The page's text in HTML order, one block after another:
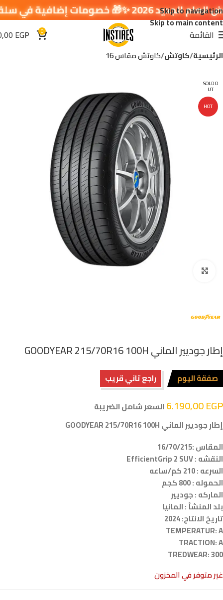
Skip to navigation
Skip to main content
القائمة 0
EGP
الرئيسية كاوتش كاوتش مقاس 16
SOLD O
UT
HOT
إطار جوديير الماني GOODYEAR 215/70R16 100H
صفقة اليوم راجع تاني قريب
6.190,00EGP
السعر شامل الضريبة
إطار جوديير الماني GOODYEAR 215/70R16 100H
المقاس :16/70/215
النقشه : EfficientGrip 2 SUV
السرعه : 210 كم/ساعه
الحموله : 800 كجم
الماركه : جوديير
بلد المنشأ : المانيا
تاريخ الانتاج: 2024
TEMPERATUR: A
TRACTION: A
TREDWEAR: 300
غير متوفر في المخزون
إضافية في سلة التسوق 🔥